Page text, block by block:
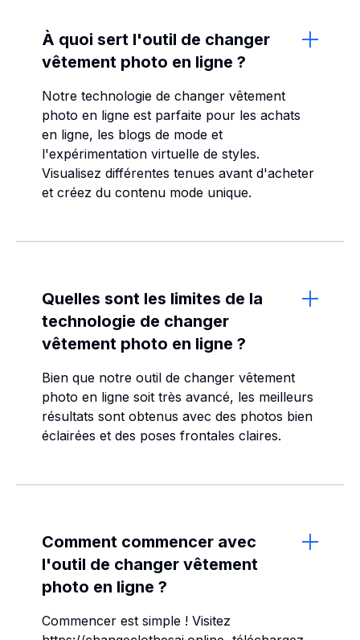
À quoi sert l'outil de changer
vêtement photo en ligne ?
Notre technologie de changer vêtement
photo en ligne est parfaite pour les achats
en ligne, les blogs de mode et
l'expérimentation virtuelle de styles.
Visualisez différentes tenues avant d'acheter
et créez du contenu mode unique.
Quelles sont les limites de la
technologie de changer
vêtement photo en ligne ?
Bien que notre outil de changer vêtement
photo en ligne soit très avancé, les meilleurs
résultats sont obtenus avec des photos bien
éclairées et des poses frontales claires.
Comment commencer avec
l'outil de changer vêtement
photo en ligne ?
Commencer est simple ! Visitez